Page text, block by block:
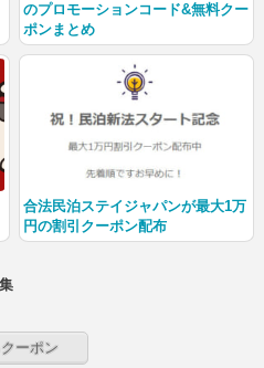
のプロモーションコード&無料クー
ポンまとめ
合法民泊ステイジャパンが最大1万
円の割引クーポン配布
ーポン